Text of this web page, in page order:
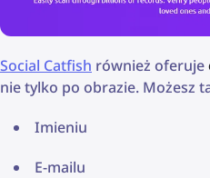
Social Catfish również oferuje
nie tylko po obrazie. Możesz
Imieniu
E-mailu